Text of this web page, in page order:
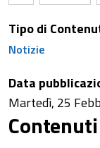
Tipo di
Notizie
Data
Martedì, 25